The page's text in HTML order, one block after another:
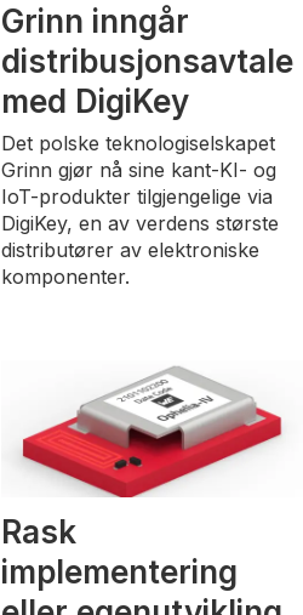
Grinn inngår
distribusjonsavtale
med DigiKey
Det polske teknologiselskapet
Grinn gjør nå sine kant-KI- og
IoT-produkter tilgjengelige via
DigiKey, en av verdens største
distributører av elektroniske
komponenter.
Rask
implementering